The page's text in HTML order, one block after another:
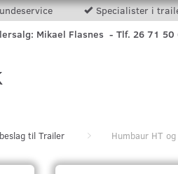
Specialister i
Mikael Flasnes - Tlf. 26 71
til Trailer Humbaur HT